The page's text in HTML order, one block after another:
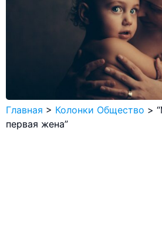
Главная > Колонки Общество >
первая жена”